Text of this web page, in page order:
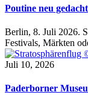
Poutine neu
Berlin, 8. Juli 2026.
Festivals, Märkten
Juli 10, 2026
Paderborner